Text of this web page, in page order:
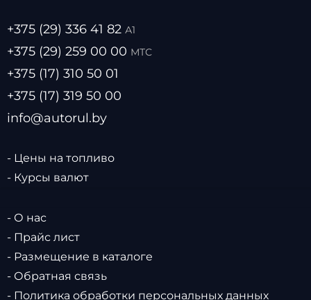
+375 (29) 336 41 82 А1
+375 (29) 259 00 00 МТС
+375 (17) 310 50 01
+375 (17) 319 50 00
info@autorul.by
- Цены на топливо
- Курсы валют
- О нас
- Прайс лист
- Размещение в каталоге
- Обратная связь
- Политика обработки персональных данных